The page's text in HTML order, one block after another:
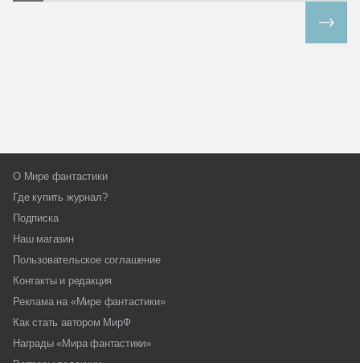
О Мире фантастики
Где купить журнал?
Подписка
Наш магазин
Пользовательское соглашение
Контакты и редакция
Реклама на «Мире фантастики»
Как стать автором МирФ
Награды «Мира фантастики»